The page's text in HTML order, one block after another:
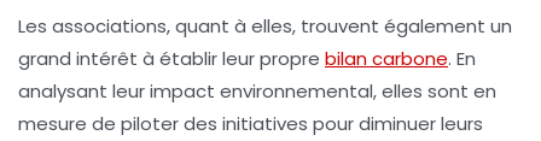
Les associations, quant à elles, trouvent également un
grand intérêt à établir leur propre bilan carbone. En
analysant leur impact environnemental, elles sont en
mesure de piloter des initiatives pour diminuer leurs